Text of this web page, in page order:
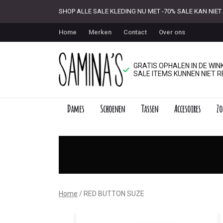
SHOP ALLE SALE KLEDING NU MET -70% SALE KAN
Home Merken Contact Over ons
GRATIS OPHALEN IN DE
SALE ITEMS KUNNEN NIET
Dames Schoenen Tassen Accesoires
Home RED BUTTON SUZE